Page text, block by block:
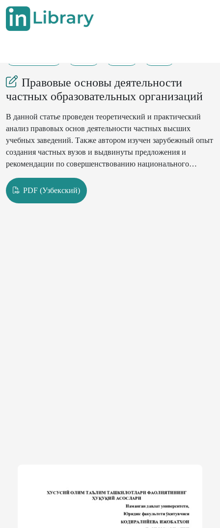
Правовые основы деятельности
частных образовательных организаций
В данной статье проведен теоретический и практический
анализ правовых основ деятельности частных высших
учебных заведений. Также автором изучен зарубежный опыт
создания частных вузов и выдвинуты предложения и
рекомендации по совершенствованию национального
PDF (Узбекский)